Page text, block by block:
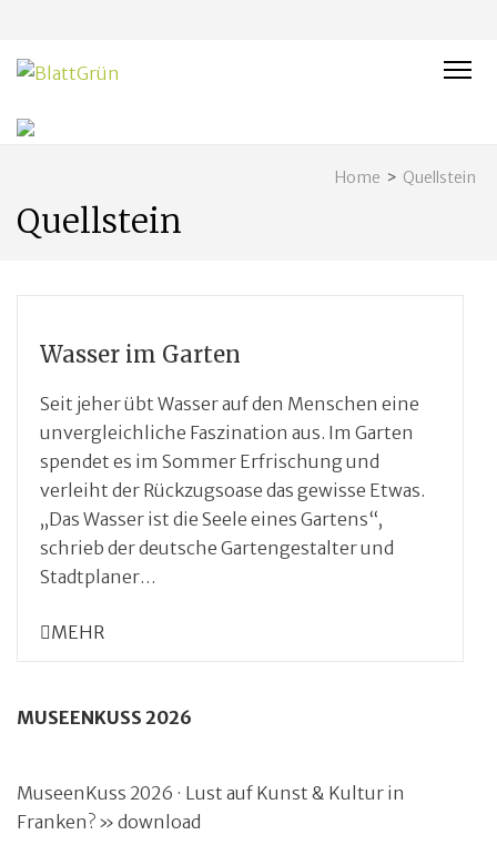
Home > Quellstein
Quellstein
Wasser im Garten
Seit jeher übt Wasser auf den Menschen eine
unvergleichliche Faszination aus. Im Garten
spendet es im Sommer Erfrischung und
verleiht der Rückzugsoase das gewisse Etwas.
„Das Wasser ist die Seele eines Gartens“,
schrieb der deutsche Gartengestalter und
Stadtplaner…
MEHR
MUSEENKUSS 2026
MuseenKuss 2026 · Lust auf Kunst & Kultur in
Franken? » download